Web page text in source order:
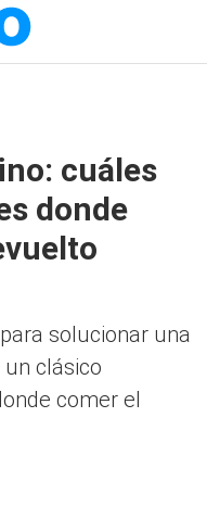
cuáles
donde
solucionar una
clásico
comer el